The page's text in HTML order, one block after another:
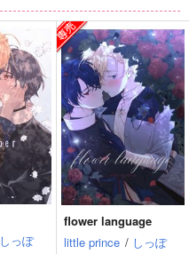
ム
表
示
ム
表
示
ム
表
示
しっぽ
flower language
little prince / しっぽ